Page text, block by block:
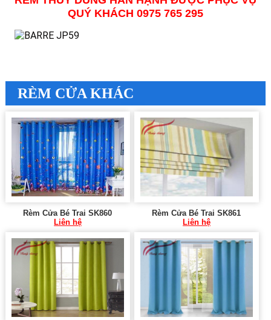
QUÝ KHÁCH 0975 765 295
RÈM CỬA KHÁC
Rèm Cửa Bé Trai SK860
Liên hệ
Rèm Cửa Bé Trai SK861
Liên hệ